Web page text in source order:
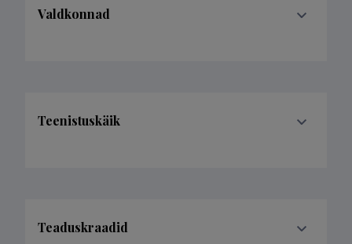
Valdkonnad
Teenistuskäik
Teaduskraadid